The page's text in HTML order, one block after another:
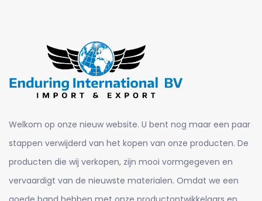
Welkom op onze nieuw website. U bent nog maar een paar
stappen verwijderd van het kopen van onze producten. De
producten die wij verkopen, zijn mooi vormgegeven en
vervaardigt van de nieuwste materialen. Omdat we een